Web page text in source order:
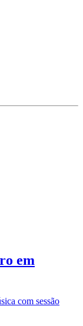
em
com sessão